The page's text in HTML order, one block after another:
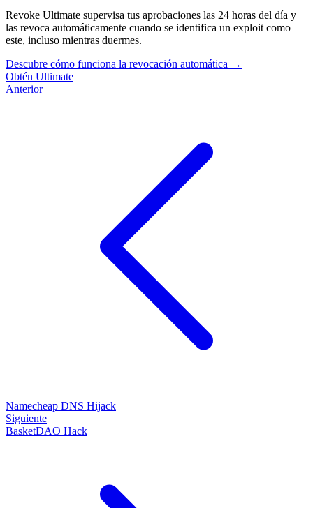
Revoke Ultimate supervisa tus aprobaciones las 24 horas del día y
las revoca automáticamente cuando se identifica un exploit como
este, incluso mientras duermes.
Descubre cómo funciona la revocación automática →
Obtén Ultimate
Anterior
Namecheap DNS Hijack
Siguiente
BasketDAO Hack